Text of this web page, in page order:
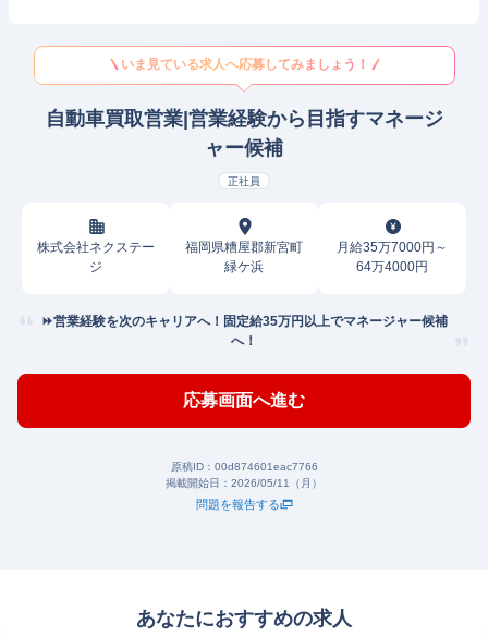
いま見ている求人へ応募してみましょう！
自動車買取営業|営業経験から目指すマネージ
ャー候補
正社員
株式会社ネクステー
ジ
福岡県糟屋郡新宮町
緑ケ浜
月給35万7000円～
64万4000円
⏩️営業経験を次のキャリアへ！固定給35万円以上でマネージャー候補
へ！
応募画面へ進む
原稿ID： 00d874601eac7766
掲載開始日： 2026/05/11（月）
問題を報告する
あなたにおすすめの求人